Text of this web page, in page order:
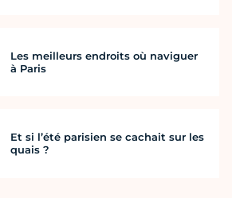
Les meilleurs endroits où naviguer
à Paris
Et si l’été parisien se cachait sur les
quais ?